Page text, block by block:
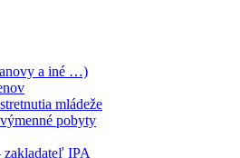
a iné …)
mládeže
pobyty
IPA